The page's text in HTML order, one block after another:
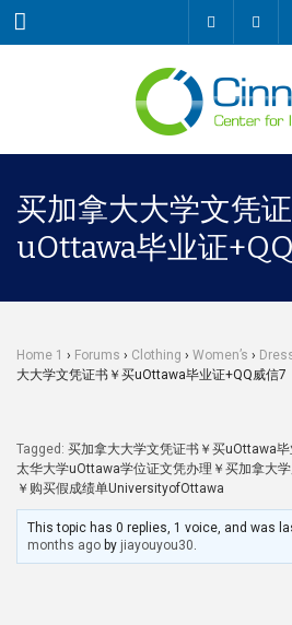
Menu
买加拿大大学文凭
uOttawa毕业证
Home 1 › Forums › Clothing › Women’s ›
大大学文凭证书￥买uOttawa毕业证+QQ威信7
Tagged: 买加拿大大学文凭证书￥买uOttawa
太华大学uOttawa学位证文凭办理￥买加拿大
￥购买假成绩单UniversityofOttawa
This topic has 0 replies, 1 voice, and was
months ago by jiayouyou30.